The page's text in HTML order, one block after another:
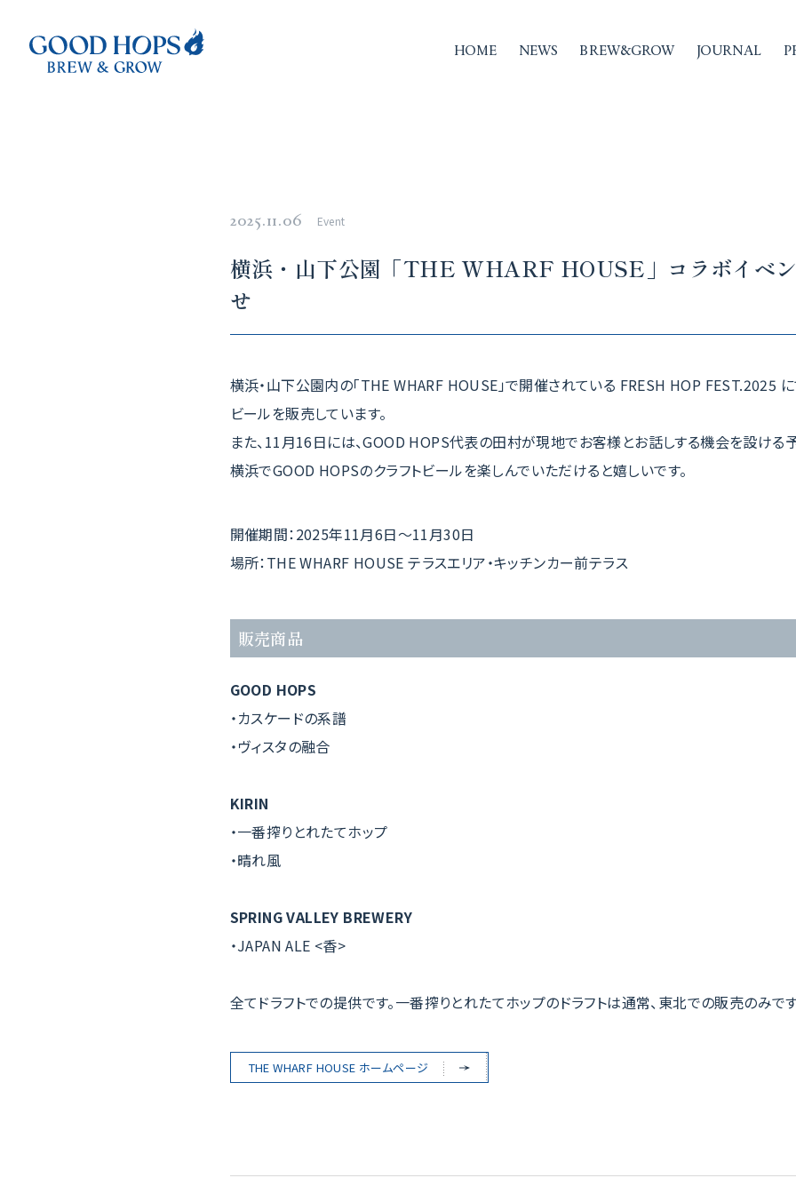
HOME NEWS BREW&GROW JOURNAL
2025.11.06 Event
横浜・山下公園「THE WHARF HOUSE」コラボイベ
せ
横浜・山下公園内の「THE WHARF HOUSE」で開催されている FRESH HOP FEST.2025 に
ビールを販売しています。
また、11月16日には、GOOD HOPS代表の田村が現地でお客様とお話しする機会を設ける予
横浜でGOOD HOPSのクラフトビールを楽しんでいただけると嬉しいです。
開催期間：2025年11月6日〜11月30日
場所：THE WHARF HOUSE テラスエリア・キッチンカー前テラス
販売商品
GOOD HOPS
・カスケードの系譜
・ヴィスタの融合
KIRIN
・一番搾りとれたてホップ
・晴れ風
SPRING VALLEY BREWERY
・JAPAN ALE <香>
全てドラフトでの提供です。一番搾りとれたてホップのドラフトは通常、東北での販売のみで
THE WHARF HOUSE ホームページ